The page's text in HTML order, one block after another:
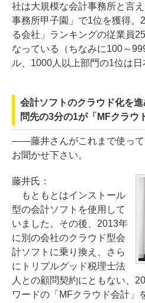
社は大規模な会計事務所と言
事務所甲子園」で1位を獲得。
る会社」ランキングの従業員
なっている（ちなみに100～
ル、1000人以上部門の1位は日
会計ソフトのクラウド化を
問先の3分の1が「MFクラウ
――藤井さんがこれまで使って
お聞かせ下さい。
藤井氏：
もともとはインストール
型の会計ソフトを使用して
いました。その後、2013年
に別の会社のクラウド型会
計ソフトに乗り換え、さら
にトリプルグッド税理士法
人との顧問契約にともない、
ワードの「MFクラウド会計」